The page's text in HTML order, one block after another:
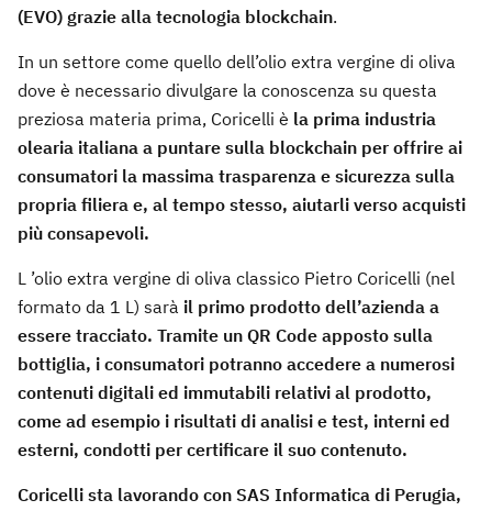
(EVO) grazie alla tecnologia blockchain.
In un settore come quello dell’olio extra vergine di oliva
dove è necessario divulgare la conoscenza su questa
preziosa materia prima, Coricelli è la prima industria
olearia italiana a puntare sulla blockchain per offrire ai
consumatori la massima trasparenza e sicurezza sulla
propria filiera e, al tempo stesso, aiutarli verso acquisti
più consapevoli.
L ’olio extra vergine di oliva classico Pietro Coricelli (nel
formato da 1 L) sarà il primo prodotto dell’azienda a
essere tracciato. Tramite un QR Code apposto sulla
bottiglia, i consumatori potranno accedere a numerosi
contenuti digitali ed immutabili relativi al prodotto,
come ad esempio i risultati di analisi e test, interni ed
esterni, condotti per certificare il suo contenuto.
Coricelli sta lavorando con SAS Informatica di Perugia,